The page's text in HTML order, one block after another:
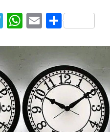
T
el
e
g
ra
m
W
h
at
s
A
p
p
E
m
ai
l
S
h
ar
e